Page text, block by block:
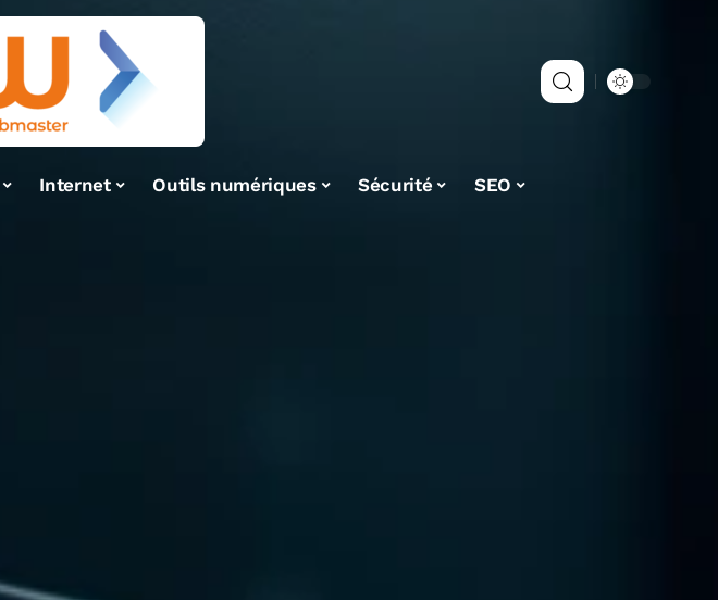
Internet Outils numériques Sécurité SEO